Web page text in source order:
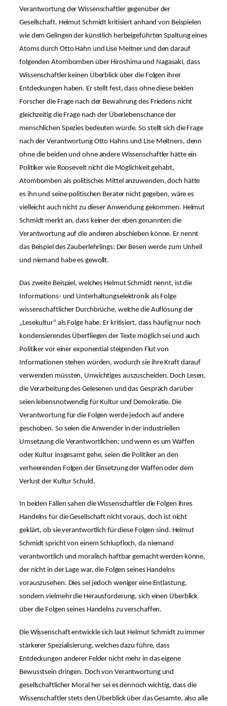
Verantwortung der Wissenschaftler gegenüber der
Gesellschaft. Helmut Schmidt kritisiert anhand von Beispielen
wie dem Gelingen der künstlich herbeigeführten Spaltung eines
Atoms durch Otto Hahn und Lise Meitner und den darauf
folgenden Atombomben über Hiroshima und Nagasaki, dass
Wissenschaftler keinen Überblick über die Folgen ihrer
Entdeckungen haben. Er stellt fest, dass ohne diese beiden
Forscher die Frage nach der Bewahrung des Friedens nicht
gleichzeitig die Frage nach der Überlebenschance der
menschlichen Spezies bedeuten würde. So stellt sich die Frage
nach der Verantwortung Otto Hahns und Lise Meitners, denn
ohne die beiden und ohne andere Wissenschaftler hätte ein
Politiker wie Roosevelt nicht die Möglichkeit gehabt,
Atombomben als politisches Mittel anzuwenden, doch hätte
es ihn und seine politischen Berater nicht gegeben, wäre es
vielleicht auch nicht zu dieser Anwendung gekommen. Helmut
Schmidt merkt an, dass keiner der eben genannten die
Verantwortung auf die anderen abschieben könne. Er nennt
das Beispiel des Zauberlehrlings: Der Besen werde zum Unheil
und niemand habe es gewollt.
Das zweite Beispiel, welches Helmut Schmidt nennt, ist die
Informations- und Unterhaltungselektronik als Folge
wissenschaftlicher Durchbrüche, welche die Auflösung der
„Lesekultur“ als Folge habe. Er kritisiert, dass häufig nur noch
kondensierendes Überfliegen der Texte möglich sei und auch
Politiker vor einer exponential steigenden Flut von
Informationen stehen würden, wodurch sie ihre Kraft darauf
verwenden müssten, Unwichtiges auszuscheiden. Doch Lesen,
die Verarbeitung des Gelesenen und das Gespräch darüber
seien lebensnotwendig für Kultur und Demokratie. Die
Verantwortung für die Folgen werde jedoch auf andere
geschoben. So seien die Anwender in der industriellen
Umsetzung die Verantwortlichen; und wenn es um Waffen
oder Kultur insgesamt gehe, seien die Politiker an den
verheerenden Folgen der Einsetzung der Waffen oder dem
Verlust der Kultur Schuld.
In beiden Fällen sahen die Wissenschaftler die Folgen ihres
Handelns für die Gesellschaft nicht voraus, doch ist nicht
geklärt, ob sie verantwortlich für diese Folgen sind. Helmut
Schmidt spricht von einem Schlupfloch, da niemand
verantwortlich und moralisch haftbar gemacht werden könne,
der nicht in der Lage war, die Folgen seines Handelns
vorauszusehen. Dies sei jedoch weniger eine Entlastung,
sondern vielmehr die Herausforderung, sich einen Überblick
über die Folgen seines Handelns zu verschaffen.
Die Wissenschaft entwickle sich laut Helmut Schmidt zu immer
stärkerer Spezialisierung, welches dazu führe, dass
Entdeckungen anderer Felder nicht mehr in das eigene
Bewusstsein dringen. Doch von Verantwortung und
gesellschaftlicher Moral her sei es dennoch wichtig, dass die
Wissenschaftler stets den Überblick über das Gesamte, also alle